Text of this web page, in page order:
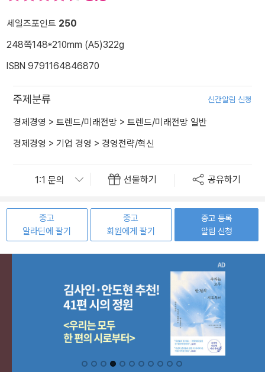
세일즈포인트 250
248쪽148*210mm (A5)322g
ISBN 9791164846870
주제분류 신간알림 신청
경제경영 > 트렌드/미래전망 > 트렌드/미래전망 일반
경제경영 > 기업 경영 > 경영전략/혁신
선물하기 공유하기
중고
알라딘에 팔기
중고
회원에게 팔기
중고 등록
알림 신청